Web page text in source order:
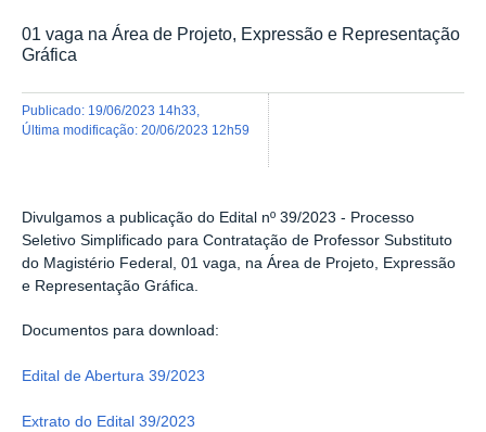
01 vaga na Área de Projeto, Expressão e Representação
Gráfica
publicado: 19/06/2023 14h33
última modificação: 20/06/2023 12h59
Divulgamos a publicação do Edital nº 39/2023 - Processo
Seletivo Simplificado para Contratação de Professor Substituto
do Magistério Federal, 01 vaga, na Área de Projeto, Expressão
e Representação Gráfica.
Documentos para download:
Edital de Abertura 39/2023
Extrato do Edital 39/2023